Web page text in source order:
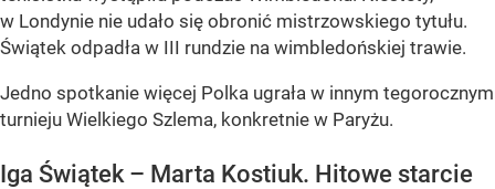
w Londynie nie udało się obronić mistrzowskiego tytułu.
Świątek odpadła w III rundzie na wimbledońskiej trawie.
Jedno spotkanie więcej Polka ugrała w innym tegorocznym
turnieju Wielkiego Szlema, konkretnie w Paryżu.
Iga Świątek – Marta Kostiuk. Hitowe starcie